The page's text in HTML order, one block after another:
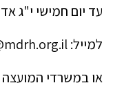
עד יום חמישי י"ג אדר,
למייל: office@mdrh.org.il | לפקס: 03-9382932
או במשרדי המועצה – רח'